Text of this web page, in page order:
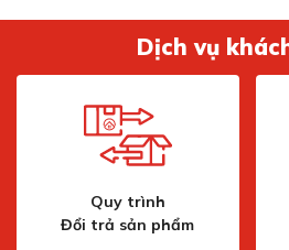
Làm sạch bề mặt sàn gỗ
Các bề mặt sàn cứng và dễ xước,
được vệ sinh một cách nhẹ
các phụ kiện chuyên dụng của
BWD421PRO Series 4. Bàn chải
xước, giúp làm sạch mọi vết bụi
nhờ lông bàn chải mềm mại,
Dịch vụ
Quy trình
Đổi trả sản phẩm